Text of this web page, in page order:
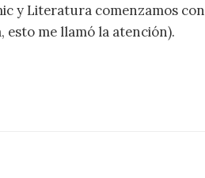
y Literatura comenzamos con
esto me llamó la atención).